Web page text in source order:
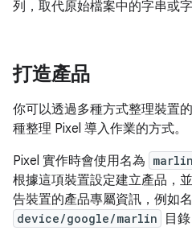
列，取代原始檔案中的字串或字
打造產品
你可以透過多種方式整理裝置
種整理 Pixel 導入作業的方式。
Pixel 實作時會使用名為 marlin
根據這項裝置設定建立產品，
告裝置的產品專屬資訊，例如
device/google/marlin 目